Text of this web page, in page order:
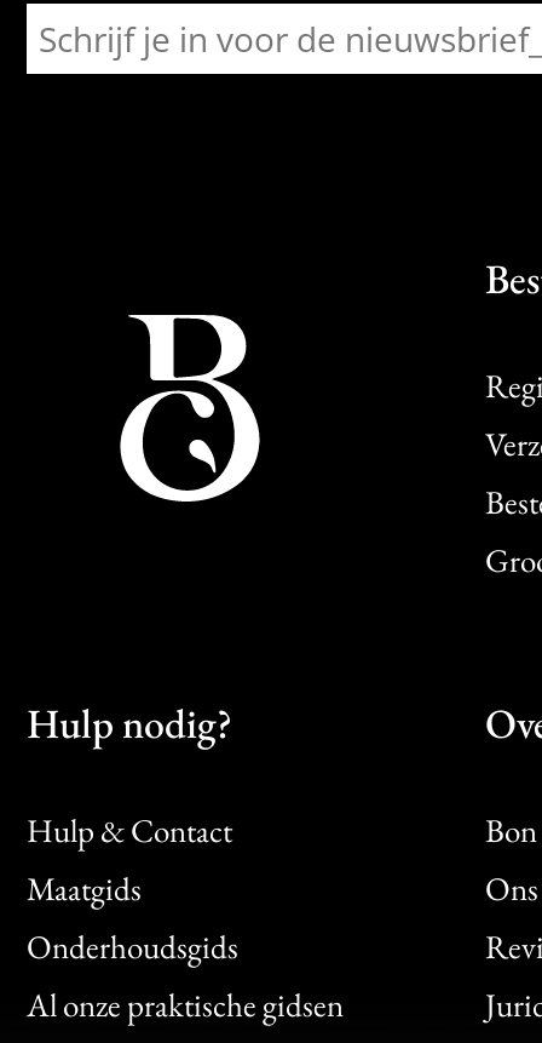
Hulp nodig?
Hulp & Contact
Maatgids
Onderhoudsgids
Al onze praktische gidsen
Bon
Clic